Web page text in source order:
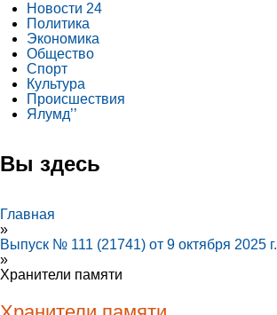
Новости 24
Политика
Экономика
Общество
Спорт
Культура
Происшествия
Ялумд’’
Вы здесь
Главная
»
Выпуск № 111 (21741) от 9 октября 2025 г.
»
Хранители памяти